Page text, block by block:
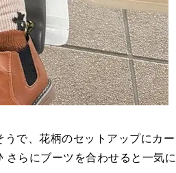
で、花柄のセットアップにカー
らにブーツを合わせると一気に